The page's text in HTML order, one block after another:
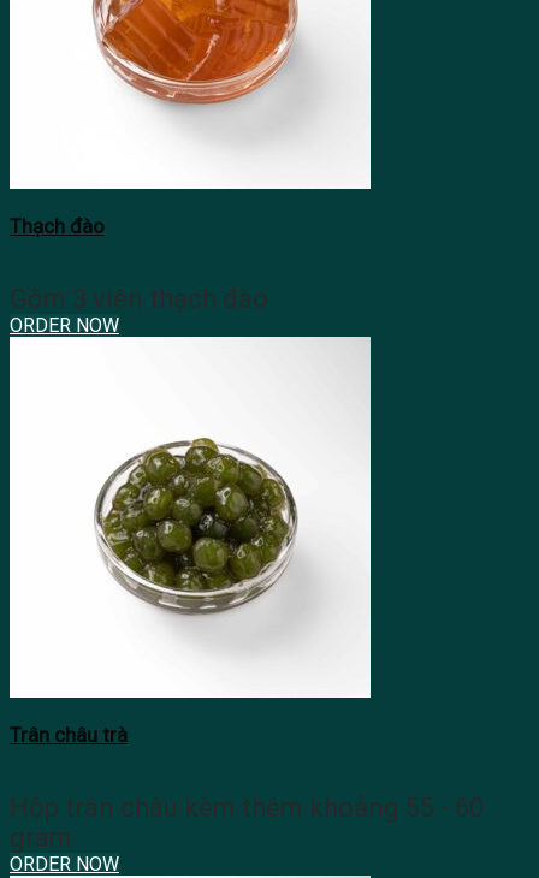
Thạch đào
Gồm 3 viên thạch đào
ORDER NOW
Trân châu trà
Hộp trân châu kèm thêm khoảng 55 - 60
gram
ORDER NOW